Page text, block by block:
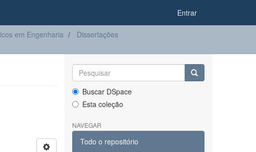
Entrar
em Engenharia
Dissertações
Buscar DSpace
Esta coleção
NAVEGAR
Todo o repositório